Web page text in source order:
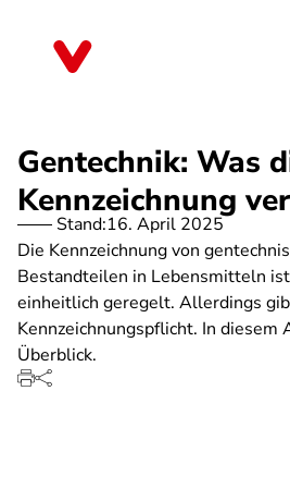
Gentechnik: Was
Kennzeichnung
Stand:16. April 2025
Die Kennzeichnung von
Bestandteilen in Lebensmitteln
einheitlich geregelt. Allerdings
Kennzeichnungspflicht. In diesem
Überblick.